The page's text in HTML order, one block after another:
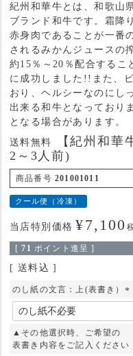
紀州和華牛とは、和歌山
ブランド和牛です。霜降
赤身肉であることが一番
されるみかんジュースの
約15％～20％配合するこ
に成功しました!!また、
おり、ヘルシーなのにし
出来る和牛となっており
となる場合があります。
送料無料
【紀州和
2～3人前)
商品番号 201001011
クール便（冷凍）
当店特別価格 ¥7,100
[ 71 ポイント進呈 ]
送料込
のし紙の文言：上(表書き）
(
)
▲その他選択時、ご希望の
表書き内容をご記入ください